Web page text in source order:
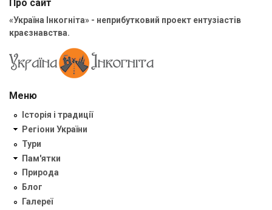
Про сайт
«Україна Інкогніта» - неприбутковий проект ентузіастів
краєзнавства.
Меню
Історія і традиції
Регіони України
Тури
Пам'ятки
Природа
Блог
Галереї